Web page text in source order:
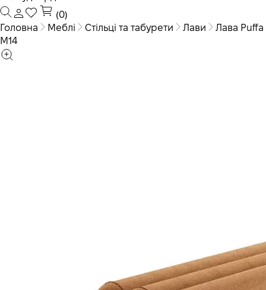
(0)
Головна
Меблі Стільці та табурети Лави
Лава Puffa
M14